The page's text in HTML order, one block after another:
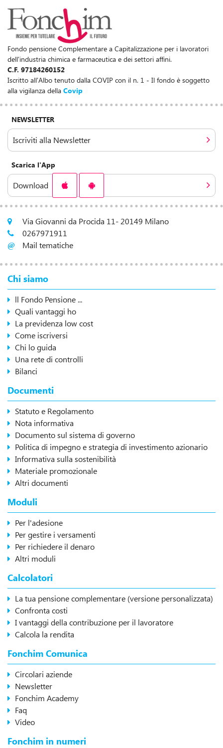
Fondo pensione Complementare a Capitalizzazione per i lavoratori
dell'industria chimica e farmaceutica e dei settori affini.
C.F. 97184260152
Iscritto all'Albo tenuto dalla COVIP con il n. 1 - Il fondo è soggetto
alla vigilanza della Covip
NEWSLETTER
Iscriviti alla Newsletter
Scarica l'App
Download
Via Giovanni da Procida 11- 20149 Milano
0267971911
Mail tematiche
Chi siamo
ll Fondo Pensione ...
Quali vantaggi ho
La previdenza low cost
Come iscriversi
Chi lo guida
Una rete di controlli
Bilanci
Documenti
Statuto e Regolamento
Nota informativa
Documento sul sistema di governo
Politica di impegno e strategia di investimento azionario
Informativa sulla sostenibilità
Materiale promozionale
Altri documenti
Moduli
Per l'adesione
Per gestire i versamenti
Per richiedere il denaro
Altri moduli
Calcolatori
La tua pensione complementare (versione personalizzata)
Confronta costi
I vantaggi della contribuzione per il lavoratore
Calcola la rendita
Fonchim Comunica
Circolari aziende
Newsletter
Fonchim Academy
Faq
Video
Fonchim in numeri